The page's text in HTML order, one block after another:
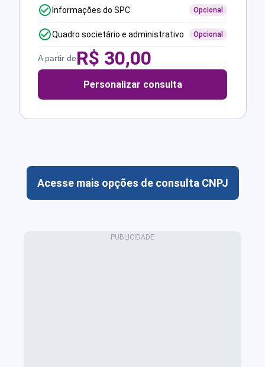
Informações do SPC Opcional
Quadro societário e administrativo Opcional
A partir deR$ 30,00
Personalizar consulta
Acesse mais opções de consulta CNPJ